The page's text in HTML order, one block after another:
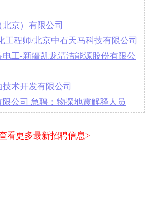
京）有限公司
工程师/北京中石天马科技有限公司
工-新疆凯龙清洁能源股份有限公
术开发有限公司
公司 急聘：物探地震解释人员
看更多最新招聘信息>